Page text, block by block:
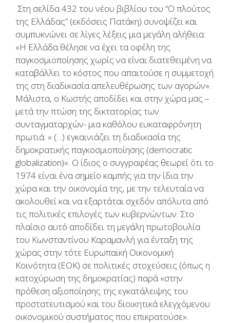
Στη σελίδα 432 του νέου βιβλίου του “Ο πλούτος
της Ελλάδας” (εκδόσεις Πατάκη) συνοψίζει και
συμπυκνώνει σε λίγες λέξεις μια μεγάλη αλήθεια:
«Η Ελλάδα θέλησε να έχει τα οφέλη της
παγκοσμιοποίησης χωρίς να είναι διατεθειμένη να
καταβάλλει το κόστος που απαιτούσε η συμμετοχή
της στη διαδικασία απελευθέρωσης των αγορών».
Μάλιστα, ο Κωστής αποδίδει και στην χώρα μας –
μετά την πτώση της δικτατορίας των
συνταγματαρχών- μια καθόλου ευκαταφρόνητη
πρωτιά: « (…) εγκαινιάζει τη διαδικασία της
δημοκρατικής παγκοσμιοποίησης (democratic
globalization)». Ο ίδιος ο συγγραφέας θεωρεί ότι το
1974 είναι ένα σημείο καμπής για την ίδια την
χώρα και την οικονομία της, με την τελευταία να
ακολουθεί και να εξαρτάται σχεδόν απόλυτα από
τις πολιτικές επιλογές των κυβερνώντων. Στο
πλαίσιο αυτό αποδίδει τη μεγάλη πρωτοβουλία
του Κωνσταντίνου Καραμανλή για ένταξη της
χώρας στην τότε Ευρωπαϊκή Οικονομική
Κοινότητα (ΕΟΚ) σε πολιτικές στοχεύσεις (όπως η
κατοχύρωση της δημοκρατίας) παρά «στην
πρόθεση αξιοποίησης της εγκατάλειψης του
προστατευτισμού και του διοικητικά ελεγχόμενου
οικονομικού συστήματος που επικρατούσε».